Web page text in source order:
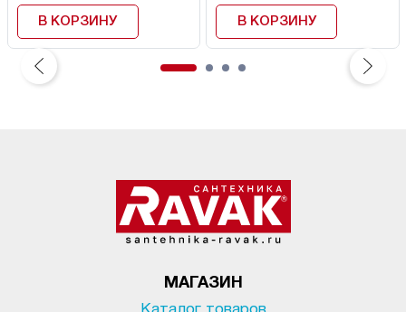
В КОРЗИНУ В КОРЗИНУ
МАГАЗИН